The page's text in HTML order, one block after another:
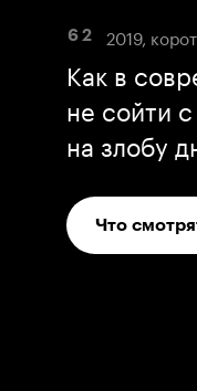
6 2 2019,
Как в
не сойти
на злобу
Что